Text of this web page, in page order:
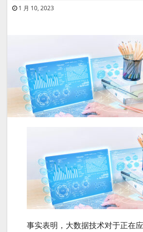
1 月 10, 2023
事实表明，大数据技术对于正在